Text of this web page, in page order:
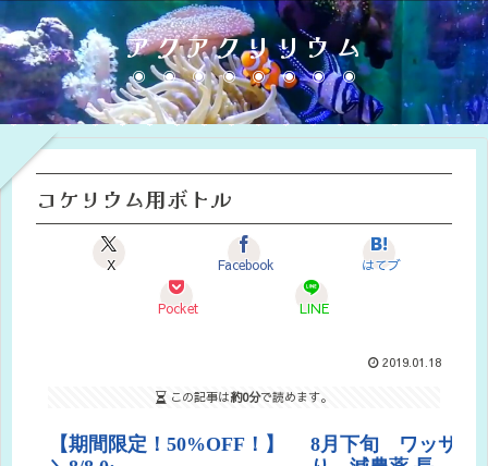
アクアクリリウム
コケリウム用ボトル
X Facebook はてブ
Pocket LINE
2019.01.18
この記事は約0分で読めます。